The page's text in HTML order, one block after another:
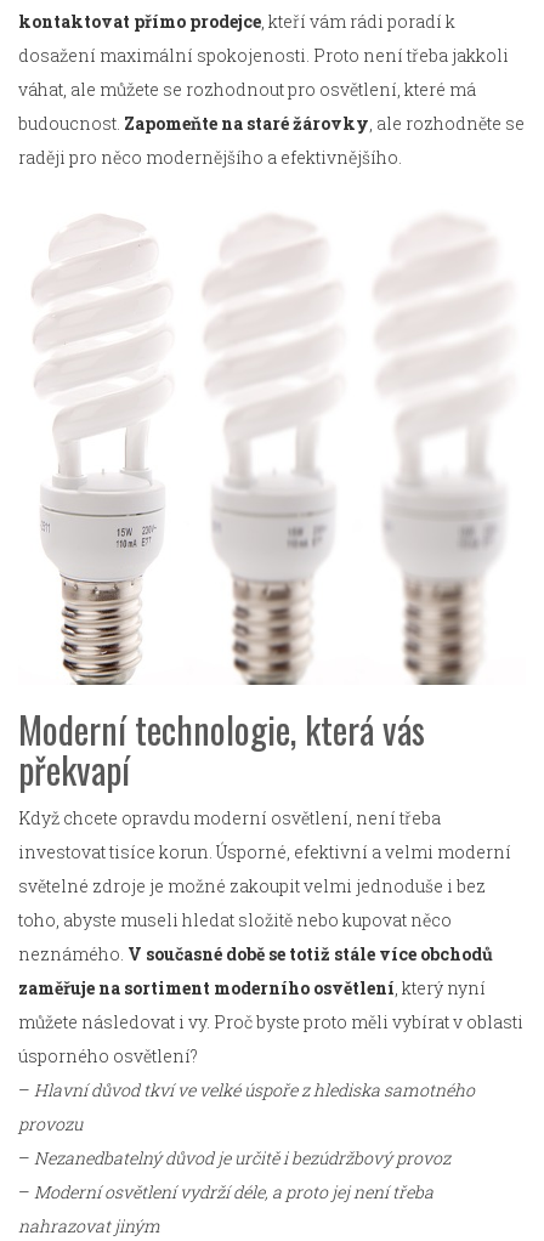
kontaktovat přímo prodejce, kteří vám rádi poradí k
dosažení maximální spokojenosti. Proto není třeba jakkoli
váhat, ale můžete se rozhodnout pro osvětlení, které má
budoucnost. Zapomeňte na staré žárovky, ale rozhodněte se
raději pro něco modernějšího a efektivnějšího.
Moderní technologie, která vás
překvapí
Když chcete opravdu moderní osvětlení, není třeba
investovat tisíce korun. Úsporné, efektivní a velmi moderní
světelné zdroje je možné zakoupit velmi jednoduše i bez
toho, abyste museli hledat složitě nebo kupovat něco
neznámého. V současné době se totiž stále více obchodů
zaměřuje na sortiment moderního osvětlení, který nyní
můžete následovat i vy. Proč byste proto měli vybírat v oblasti
úsporného osvětlení?
– Hlavní důvod tkví ve velké úspoře z hlediska samotného
provozu
– Nezanedbatelný důvod je určitě i bezúdržbový provoz
– Moderní osvětlení vydrží déle, a proto jej není třeba
nahrazovat jiným